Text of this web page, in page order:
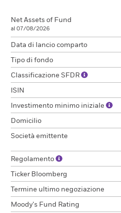
Net Assets of Fund
al 07/08/2026
Data di lancio comparto
Tipo di fondo
Classificazione SFDR
ISIN
Investimento minimo iniziale
Domicilio
Società emittente
Regolamento
Ticker Bloomberg
Termine ultimo negoziazione
Moody's Fund Rating